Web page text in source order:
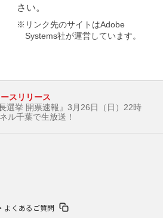
さい。
※リンク先のサイトはAdobe
Systems社が運営しています。
スリリース
選挙 開票速報』3月26日（日）22時
ル千葉で生放送！
よくあるご質問